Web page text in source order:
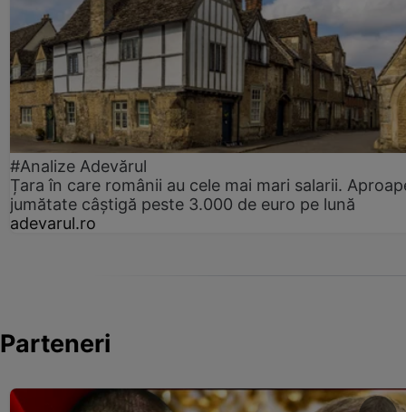
#Analize Adevărul
Țara în care românii au cele mai mari salarii.
jumătate câștigă peste 3.000 de euro pe lună
adevarul.ro
Parteneri